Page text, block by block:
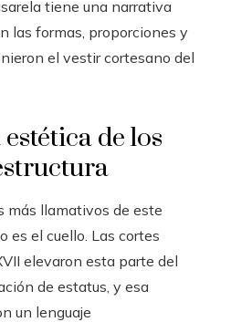
tiene una narrativa
las formas, proporciones y
el vestir cortesano del
de los
más llamativos de este
es el cuello. Las cortes
elevaron esta parte del
de estatus, y esa
un lenguaje